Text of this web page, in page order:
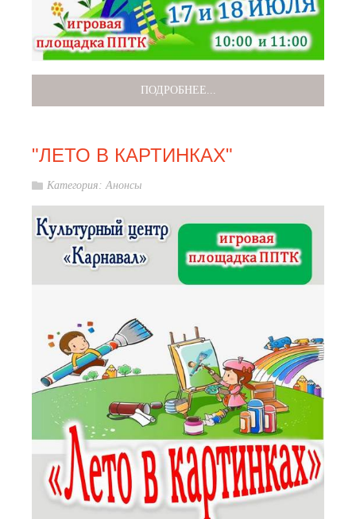
ПОДРОБНЕЕ...
"ЛЕТО В КАРТИНКАХ"
Категория:Анонсы